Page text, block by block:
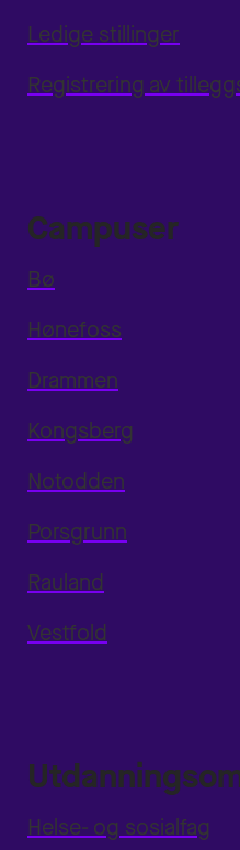
Ledige stillinger
Registrering av
Campuser
Bø
Hønefoss
Drammen
Kongsberg
Notodden
Porsgrunn
Rauland
Vestfold
Helse- og sosialfag